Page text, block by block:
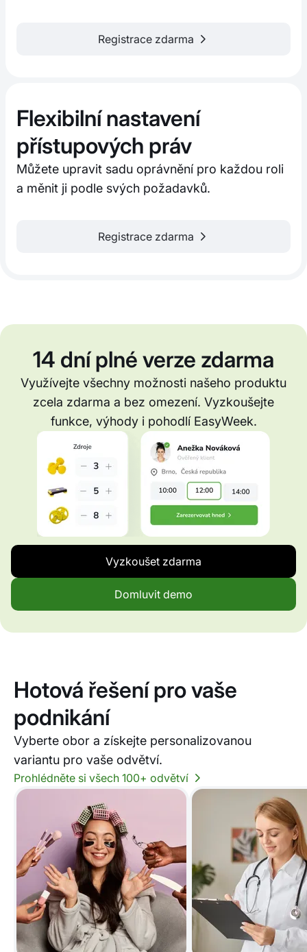
Registrace zdarma
Flexibilní nastavení
přístupových práv
Můžete upravit sadu oprávnění pro každou roli
a měnit ji podle svých požadavků.
Registrace zdarma
14 dní plné verze zdarma
Využívejte všechny možnosti našeho produktu
zcela zdarma a bez omezení. Vyzkoušejte
funkce, výhody i pohodlí EasyWeek.
Vyzkoušet zdarma
Domluvit demo
Hotová řešení pro vaše
podnikání
Vyberte obor a získejte personalizovanou
variantu pro vaše odvětví.
Prohlédněte si všech 100+ odvětví